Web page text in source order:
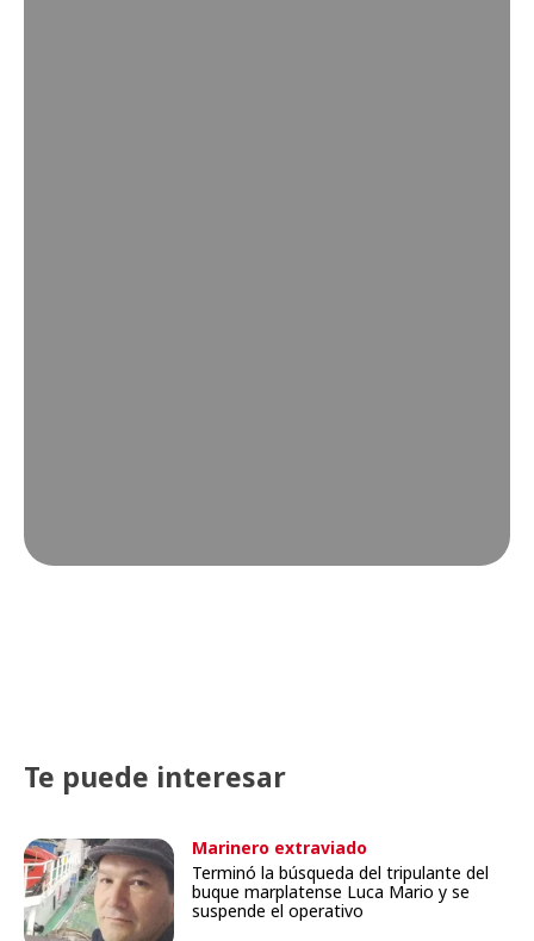
Te puede interesar
Marinero extraviado
Terminó la búsqueda del tripulante del
buque marplatense Luca Mario y se
suspende el operativo